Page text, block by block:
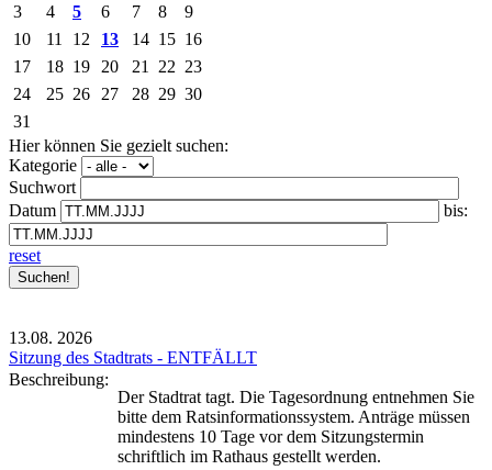
3
4 5 6 7 8
9
10
11 12 13 14 15 16
17
18 19 20 21 22 23
24
25 26 27 28 29 30
31
Hier können Sie gezielt suchen:
Kategorie
Suchwort
Datum
bis:
reset
13.08. 2026
Sitzung des Stadtrats - ENTFÄLLT
Beschreibung:
Der Stadtrat tagt. Die Tagesordnung entnehmen Sie
bitte dem Ratsinformationssystem. Anträge müssen
mindestens 10 Tage vor dem Sitzungstermin
schriftlich im Rathaus gestellt werden.